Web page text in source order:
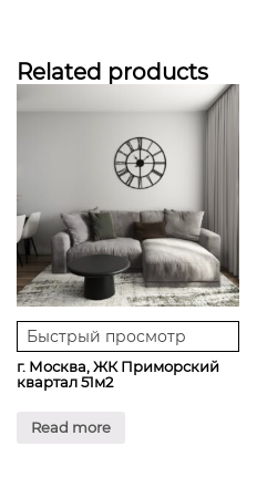
Related products
Быстрый просмотр
г. Москва, ЖК Приморский
квартал 51м2
Read more